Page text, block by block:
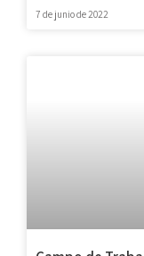
7 de junio de 2022